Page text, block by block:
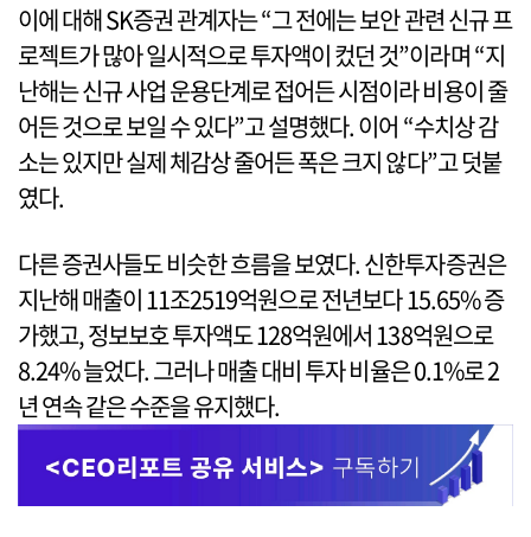
이에 대해 SK증권 관계자는 “그 전에는 보안 관련 신규 프
로젝트가 많아 일시적으로 투자액이 컸던 것”이라며 “지
난해는 신규 사업 운용단계로 접어든 시점이라 비용이 줄
어든 것으로 보일 수 있다”고 설명했다. 이어 “수치상 감
소는 있지만 실제 체감상 줄어든 폭은 크지 않다”고 덧붙
였다.
다른 증권사들도 비슷한 흐름을 보였다. 신한투자증권은
지난해 매출이 11조2519억원으로 전년보다 15.65% 증
가했고, 정보보호 투자액도 128억원에서 138억원으로
8.24% 늘었다. 그러나 매출 대비 투자 비율은 0.1%로 2
년 연속 같은 수준을 유지했다.